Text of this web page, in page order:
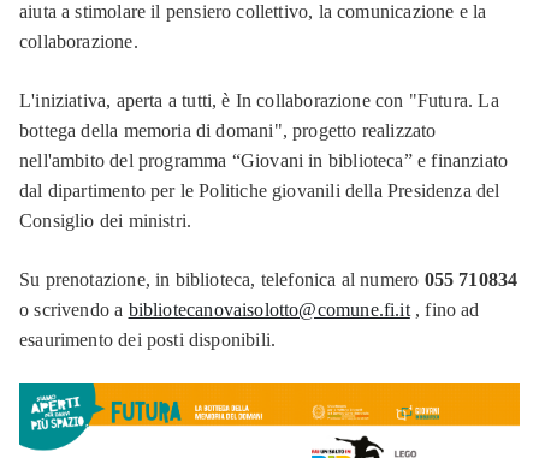
Bambini
e
Intercultura
Mappa
della
lettura
Podcast
SDIAF
Archivio
storico
aiuta a stimolare il pensiero collettivo, la comunicazione e la
collaborazione.
L'iniziativa, aperta a tutti, è In collaborazione con "Futura. La
bottega della memoria di domani", progetto realizzato
nell'ambito del programma “Giovani in biblioteca” e finanziato
dal dipartimento per le Politiche giovanili della Presidenza del
Consiglio dei ministri.
Su prenotazione, in biblioteca, telefonica al numero 055 710834
o scrivendo a bibliotecanovaisolotto@comune.fi.it, fino ad
esaurimento dei posti disponibili.